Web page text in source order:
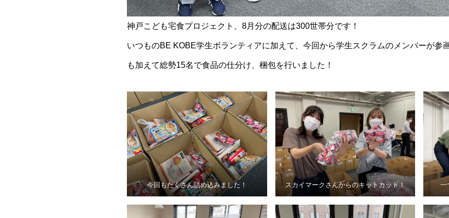
神戸こども宅食プロジェクト、8月分の配送は300世帯分です！
いつものBE KOBE学生ボランティアに加えて、今回から学生スクラムのメンバーが参
も加えて総勢15名で食品の仕分け、梱包を行いました！
今回もたくさん詰め込みました！ スカイマークさんからのキットカット！ 一